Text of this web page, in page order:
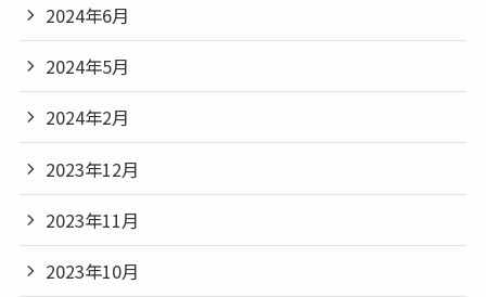
2024年6月
2024年5月
2024年2月
2023年12月
2023年11月
2023年10月